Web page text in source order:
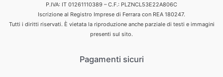
P.IVA: IT 01261110389 – C.F.: PLZNCL53E22A806C
Iscrizione al Registro Imprese di Ferrara con REA 180247.
Tutti i diritti riservati. È vietata la riproduzione anche parziale di testi e immagini
presenti sul sito.
Pagamenti sicuri